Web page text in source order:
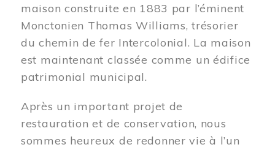
maison construite en 1883 par l’éminent
Monctonien Thomas Williams, trésorier
du chemin de fer Intercolonial. La maison
est maintenant classée comme un édifice
patrimonial municipal.
Après un important projet de
restauration et de conservation, nous
sommes heureux de redonner vie à l’un